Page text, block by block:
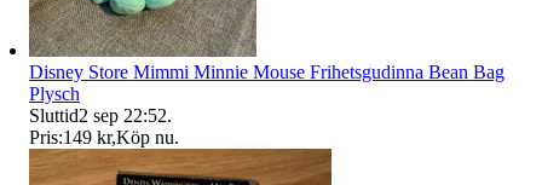
Disney Store Mimmi Minnie Mouse Frihetsgudinna Bean Bag
Plysch
Sluttid2 sep 22:52.
Pris:149 kr,Köp nu.